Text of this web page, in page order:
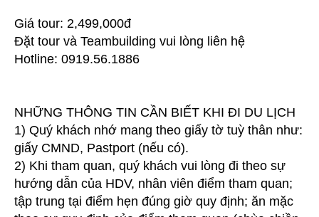
Giá tour: 2,499,000đ
Đặt tour và Teambuilding vui lòng liên hệ
Hotline: 0919.56.1886
NHỮNG THÔNG TIN CẦN BIẾT KHI ĐI DU LỊCH
1) Quý khách nhớ mang theo giấy tờ tuỳ thân như:
giấy CMND, Pastport (nếu có).
2) Khi tham quan, quý khách vui lòng đi theo sự
hướng dẫn của HDV, nhân viên điểm tham quan;
tập trung tại điểm hẹn đúng giờ quy định; ăn mặc